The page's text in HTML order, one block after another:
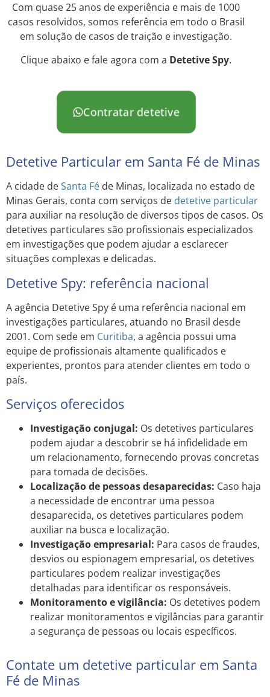
Com quase 25 anos de experiência e mais de 1000
casos resolvidos, somos referência em todo o Brasil
em solução de casos de traição e investigação.
Clique abaixo e fale agora com a Detetive Spy.
Contratar detetive
Detetive Particular em Santa Fé de Minas
A cidade deSanta Fé de Minas, localizada no estado de
Minas Gerais, conta com serviços de detetive particular
para auxiliar na resolução de diversos tipos de casos. Os
detetives particulares são profissionais especializados
em investigações que podem ajudar a esclarecer
situações complexas e delicadas.
Detetive Spy: referência nacional
A agência Detetive Spy é uma referência nacional em
investigações particulares, atuando no Brasil desde
2001. Com sede em Curitiba, a agência possui uma
equipe de profissionais altamente qualificados e
experientes, prontos para atender clientes em todo o
país.
Serviços oferecidos
Investigação conjugal: Os detetives particulares
podem ajudar a descobrir se há infidelidade em
um relacionamento, fornecendo provas concretas
para tomada de decisões.
Localização de pessoas desaparecidas: Caso haja
a necessidade de encontrar uma pessoa
desaparecida, os detetives particulares podem
auxiliar na busca e localização.
Investigação empresarial: Para casos de fraudes,
desvios ou espionagem empresarial, os detetives
particulares podem realizar investigações
detalhadas para identificar os responsáveis.
Monitoramento e vigilância: Os detetives podem
realizar monitoramentos e vigilâncias para garantir
a segurança de pessoas ou locais específicos.
Contate um detetive particular em Santa
Fé de Minas